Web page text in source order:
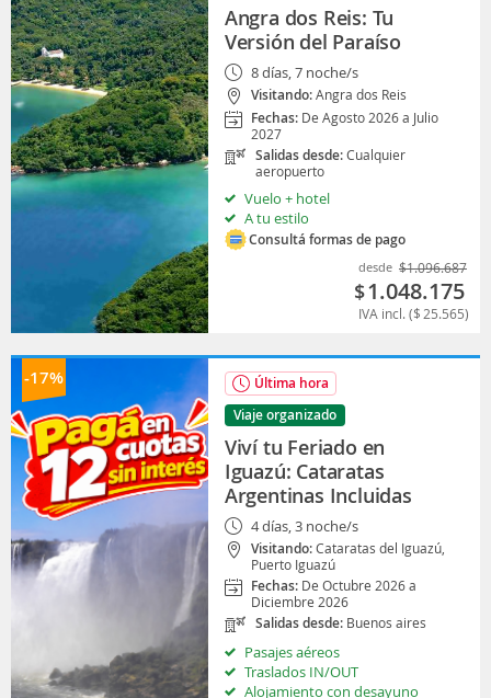
Angra dos Reis: Tu
Versión del Paraíso
8 días, 7 noche/s
Visitando:Angra dos Reis
Fechas: De Agosto 2026 a Julio
2027
Salidas desde:Cualquier
aeropuerto
Vuelo + hotel
A tu estilo
Consultá formas de pago
desde $1.096.687
$1.048.175
IVA incl. ($ 25.565)
-17%
Última hora
Viaje organizado
Viví tu Feriado en
Iguazú: Cataratas
Argentinas Incluidas
4 días, 3 noche/s
Visitando:Cataratas del Iguazú,
Puerto Iguazú
Fechas: De Octubre 2026 a
Diciembre 2026
Salidas desde: Buenos aires
Pasajes aéreos
Traslados IN/OUT
Alojamiento con desayuno